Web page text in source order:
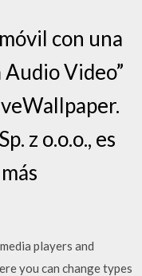
con una
Video”
z o.o.o., es
players and
you can change types